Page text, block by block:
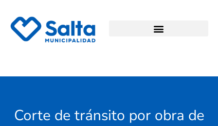
Corte de tránsito por obra de